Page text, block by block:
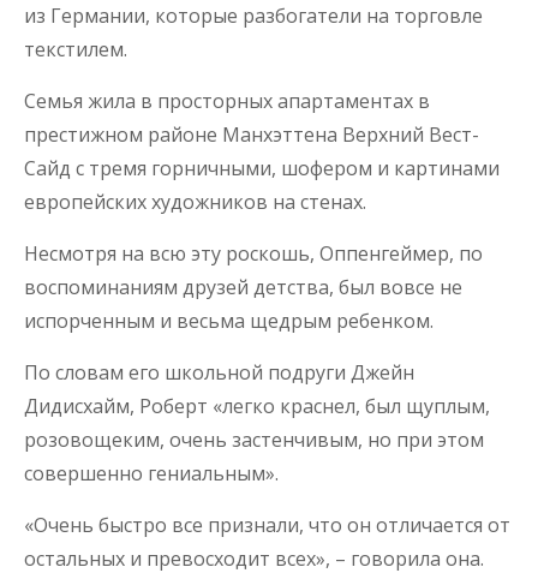
из Германии, которые разбогатели на торговле
текстилем.
Семья жила в просторных апартаментах в
престижном районе Манхэттена Верхний Вест-
Сайд с тремя горничными, шофером и картинами
европейских художников на стенах.
Несмотря на всю эту роскошь, Оппенгеймер, по
воспоминаниям друзей детства, был вовсе не
испорченным и весьма щедрым ребенком.
По словам его школьной подруги Джейн
Дидисхайм, Роберт «легко краснел, был щуплым,
розовощеким, очень застенчивым, но при этом
совершенно гениальным».
«Очень быстро все признали, что он отличается от
остальных и превосходит всех», – говорила она.